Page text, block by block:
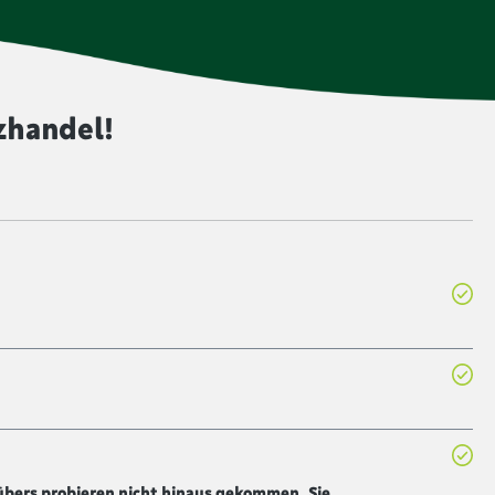
sind, werden ungeschwefelt produziert.